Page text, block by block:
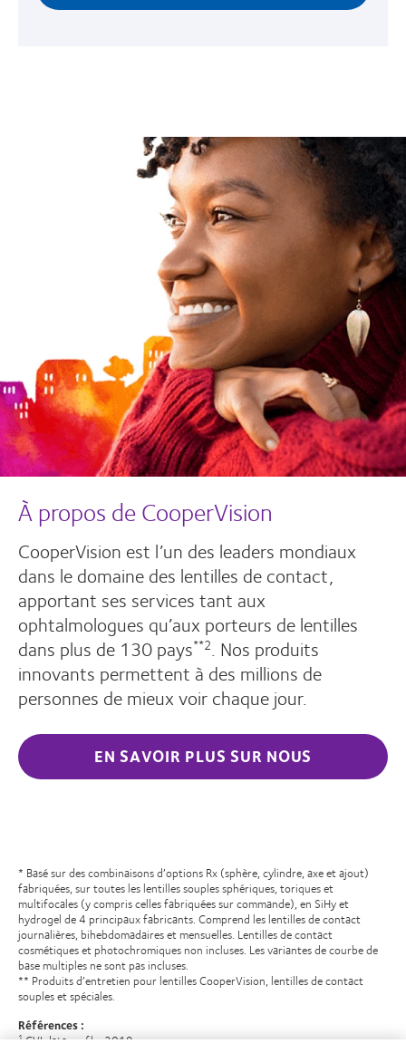
À propos de CooperVision
CooperVision est l’un des leaders mondiaux
dans le domaine des lentilles de contact,
apportant ses services tant aux
ophtalmologues qu’aux porteurs de lentilles
dans plus de 130 pays**2. Nos produits
innovants permettent à des millions de
personnes de mieux voir chaque jour.
EN SAVOIR PLUS SUR NOUS
* Basé sur des combinaisons d’options Rx (sphère, cylindre, axe et ajout)
fabriquées, sur toutes les lentilles souples sphériques, toriques et
multifocales (y compris celles fabriquées sur commande), en SiHy et
hydrogel de 4 principaux fabricants. Comprend les lentilles de contact
journalières, bihebdomadaires et mensuelles. Lentilles de contact
cosmétiques et photochromiques non incluses. Les variantes de courbe de
base multiples ne sont pas incluses.
** Produits d’entretien pour lentilles CooperVision, lentilles de contact
souples et spéciales.
Références :
1CVI data on file, 2019